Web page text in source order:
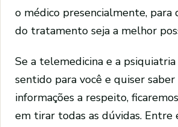
o médico presencialmente, para
do tratamento seja a melhor
Se a telemedicina e a
sentido para você e quiser saber
informações a respeito,
em tirar todas as dúvidas. Entre